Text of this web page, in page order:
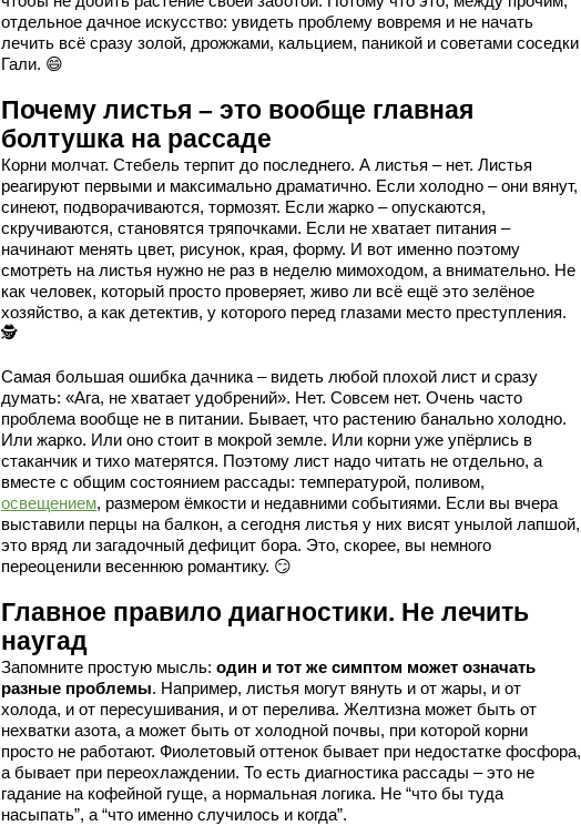
отдельное дачное искусство: увидеть проблему вовремя и не начать
лечить всё сразу золой, дрожжами, кальцием, паникой и советами соседки
Гали. 😄
Почему листья – это вообще главная
болтушка на рассаде
Корни молчат. Стебель терпит до последнего. А листья – нет. Листья
реагируют первыми и максимально драматично. Если холодно – они вянут,
синеют, подворачиваются, тормозят. Если жарко – опускаются,
скручиваются, становятся тряпочками. Если не хватает питания –
начинают менять цвет, рисунок, края, форму. И вот именно поэтому
смотреть на листья нужно не раз в неделю мимоходом, а внимательно. Не
как человек, который просто проверяет, живо ли всё ещё это зелёное
хозяйство, а как детектив, у которого перед глазами место преступления.
🕵️
Самая большая ошибка дачника – видеть любой плохой лист и сразу
думать: «Ага, не хватает удобрений». Нет. Совсем нет. Очень часто
проблема вообще не в питании. Бывает, что растению банально холодно.
Или жарко. Или оно стоит в мокрой земле. Или корни уже упёрлись в
стаканчик и тихо матерятся. Поэтому лист надо читать не отдельно, а
вместе с общим состоянием рассады: температурой, поливом,
освещением, размером ёмкости и недавними событиями. Если вы вчера
выставили перцы на балкон, а сегодня листья у них висят унылой лапшой,
это вряд ли загадочный дефицит бора. Это, скорее, вы немного
переоценили весеннюю романтику. 😏
Главное правило диагностики. Не лечить
наугад
Запомните простую мысль: один и тот же симптом может означать
разные проблемы. Например, листья могут вянуть и от жары, и от
холода, и от пересушивания, и от перелива. Желтизна может быть от
нехватки азота, а может быть от холодной почвы, при которой корни
просто не работают. Фиолетовый оттенок бывает при недостатке фосфора,
а бывает при переохлаждении. То есть диагностика рассады – это не
гадание на кофейной гуще, а нормальная логика. Не “что бы туда
насыпать”, а “что именно случилось и когда”.